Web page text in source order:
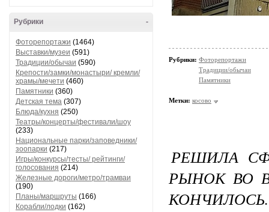
-
Рубрики
Фоторепортажи (1464)
Выставки/музеи (591)
Традиции/обычаи (590)
Крепости/замки/монастыри/ кремли/
храмы/мечети (460)
Памятники (360)
Детская тема (307)
Блюда/кухня (250)
Театры/концерты/фестивали/шоу
(233)
Национальные парки/заповедники/
зоопарки (217)
Игры/конкурсы/тесты/ рейтинги/
голосования (214)
Железные дороги/метро/трамваи
(190)
Планы/маршруты (166)
Корабли/лодки (162)
Рубрики: Фоторепортажи
Традиции/обычаи
Памятники
Метки: косово
РЕШИЛА
РЫНОК ВО